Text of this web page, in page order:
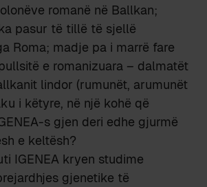
romanë në Ballkan;
pasur të tillë të sjellë
Roma; madje pa i marrë fare
e romanizuara – dalmatët
lindor (rumunët, arumunët
i këtyre, në një kohë që
s gjen deri edhe gjurmë
e keltësh?
IGENEA kryen studime
gjenetike të